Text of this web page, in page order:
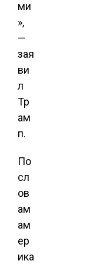
ми
»,
—
зая
ви
л
Тр
ам
п.
По
сл
ов
ам
ам
ер
ика